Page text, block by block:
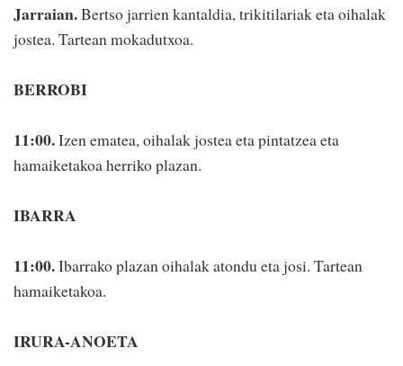
Jarraian.Bertso jarrien kantaldia, trikitilariak eta oihalak
jostea. Tartean mokadutxoa.
BERROBI
11:00.Izen ematea, oihalak jostea eta pintatzea eta
hamaiketakoa herriko plazan.
IBARRA
11:00.Ibarrako plazan oihalak atondu eta josi. Tartean
hamaiketakoa.
IRURA-ANOETA